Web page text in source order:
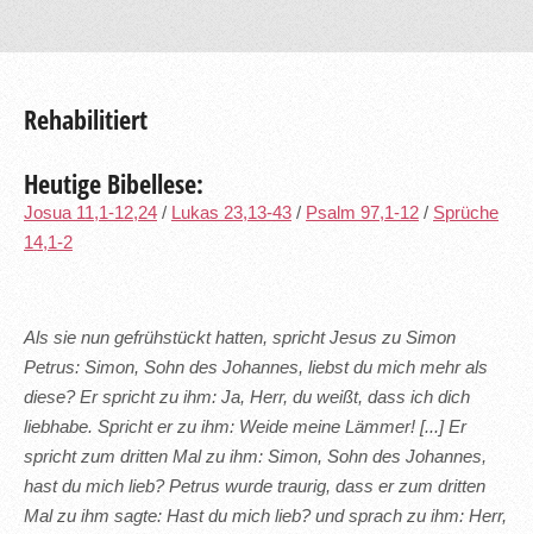
Rehabilitiert
Heutige Bibellese:
Josua 11,1-12,24 / Lukas 23,13-43 / Psalm 97,1-12 / Sprüche
14,1-2
Als sie nun gefrühstückt hatten, spricht Jesus zu Simon
Petrus: Simon, Sohn des Johannes, liebst du mich mehr als
diese? Er spricht zu ihm: Ja, Herr, du weißt, dass ich dich
liebhabe. Spricht er zu ihm: Weide meine Lämmer! [...] Er
spricht zum dritten Mal zu ihm: Simon, Sohn des Johannes,
hast du mich lieb? Petrus wurde traurig, dass er zum dritten
Mal zu ihm sagte: Hast du mich lieb? und sprach zu ihm: Herr,